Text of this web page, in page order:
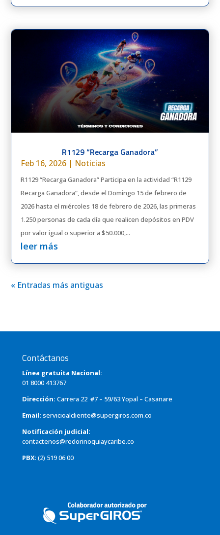
R1129 “Recarga Ganadora”
Feb 16, 2026 | Noticias
R1129 “Recarga Ganadora” Participa en la actividad “R1129
Recarga Ganadora”, desde el Domingo 15 de febrero de
2026 hasta el miércoles 18 de febrero de 2026, las primeras
1.250 personas de cada día que realicen depósitos en PDV
por valor igual o superior a $50.000,...
leer más
« Entradas más antiguas
Contáctanos
Línea gratuita Nacional:
01 8000 413767
Dirección: Carrera 22 #7 – 59/63 Yopal – Casanare
Email: servicioalcliente@supergiros.com.co
Notificación judicial:
contactenos@redorinoquiaycaribe.co
PBX: (2) 519 06 00